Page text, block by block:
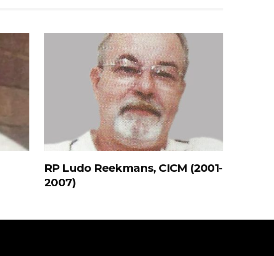
RP Ludo Reekmans, CICM (2001-
2007)